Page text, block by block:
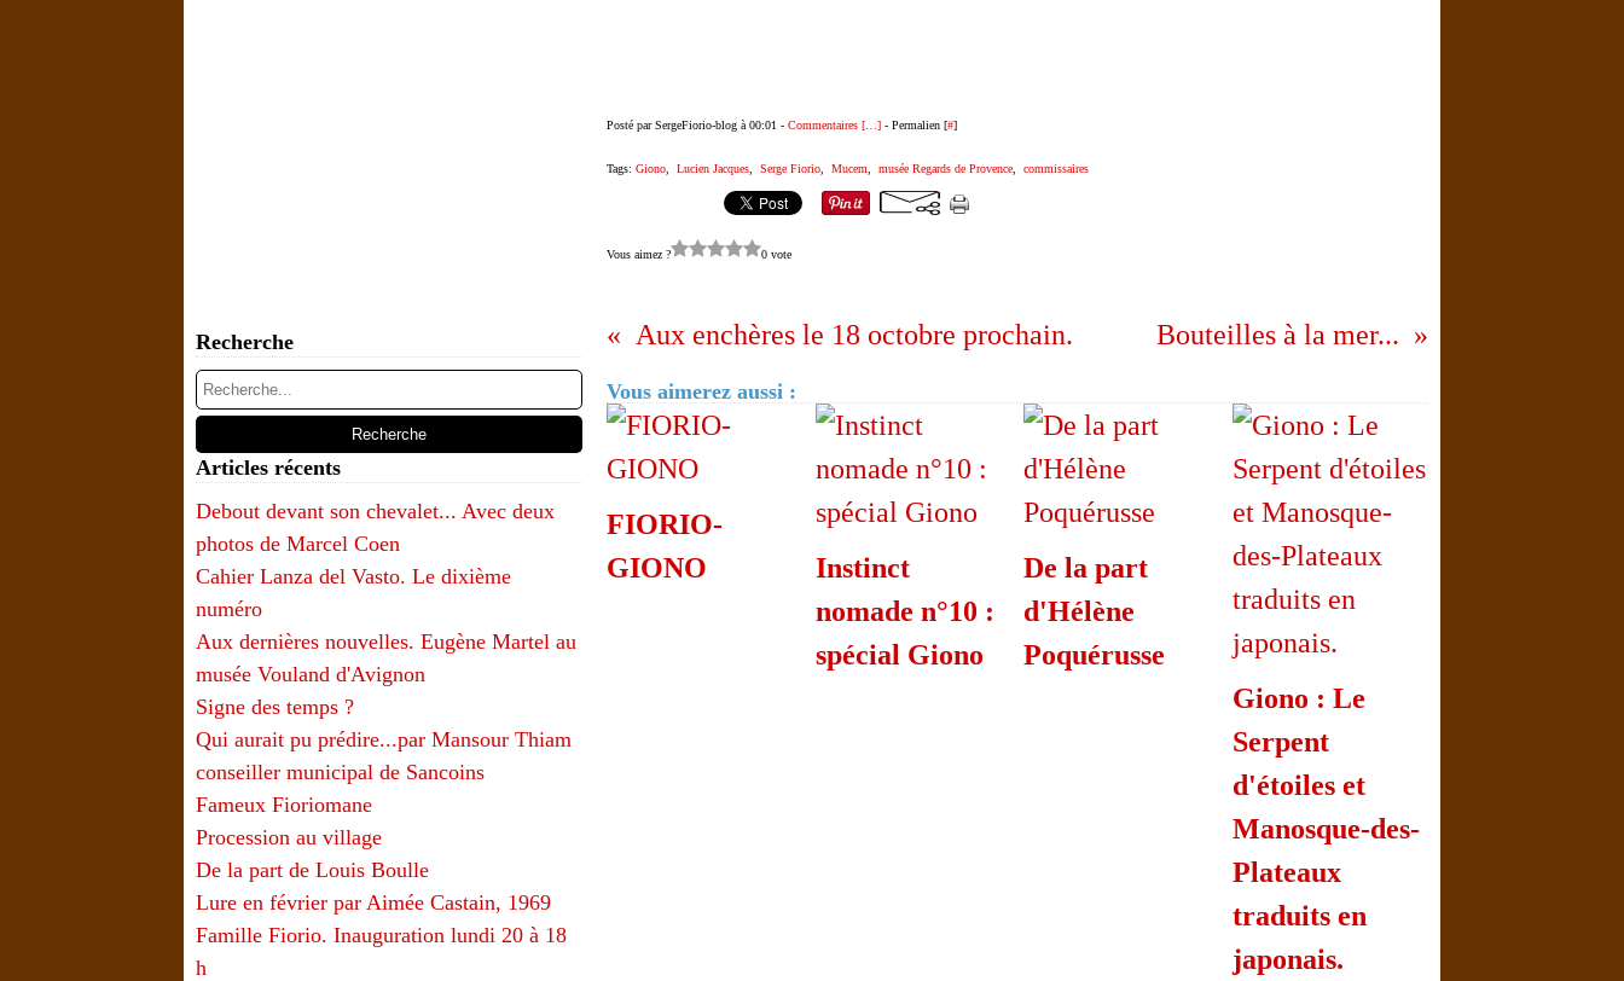
Recherche
Articles récents
Debout devant son chevalet... Avec deux
photos de Marcel Coen
Cahier Lanza del Vasto. Le dixième
numéro
Aux dernières nouvelles. Eugène Martel au
musée Vouland d'Avignon
Signe des temps ?
Qui aurait pu prédire...par Mansour Thiam
conseiller municipal de Sancoins
Fameux Fioriomane
Procession au village
De la part de Louis Boulle
Lure en février par Aimée Castain, 1969
Famille Fiorio. Inauguration lundi 20 à 18
h
Posté par SergeFiorio-blog à 00:01 - Commentaires [ ] - Permalien [#]
Tags: Giono Lucien Jacques Serge Fiorio Mucem musée Regards de Provence commissaires
Vous aimez ? 0 vote
Aux enchères le 18 octobre prochain. Bouteilles à la mer...
Vous aimerez aussi :
FIORIO-
GIONO
Instinct
nomade n°10 :
spécial Giono
De la part
d'Hélène
Poquérusse
Giono : Le
Serpent
d'étoiles et
Manosque-des-
Plateaux
traduits en
japonais.